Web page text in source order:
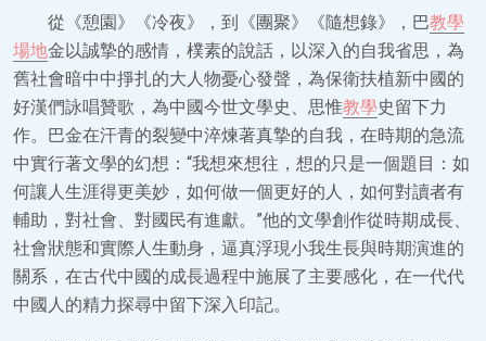
從《憩園》《冷夜》，到《團聚》《隨想錄》，巴教學
場地金以誠摯的感情，樸素的說話，以深入的自我省思，為
舊社會暗中中掙扎的大人物憂心發聲，為保衛扶植新中國的
好漢們詠唱贊歌，為中國今世文學史、思惟教學史留下力
作。巴金在汗青的裂變中淬煉著真摯的自我，在時期的急流
中實行著文學的幻想：“我想來想往，想的只是一個題目：如
何讓人生涯得更美妙，如何做一個更好的人，如何對讀者有
輔助，對社會、對國民有進獻。”他的文學創作從時期成長、
社會狀態和實際人生動身，逼真浮現小我生長與時期演進的
關系，在古代中國的成長過程中施展了主要感化，在一代代
中國人的精力探尋中留下深入印記。